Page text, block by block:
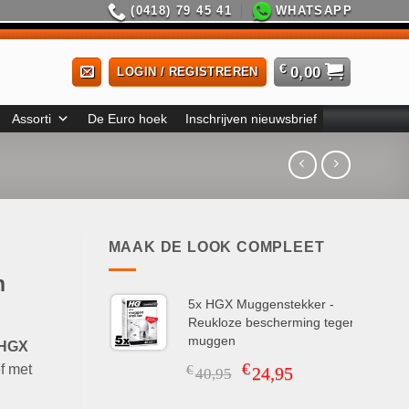
(0418) 79 45 41 WHATSAPP
LOGIN / REGISTREREN € 0,00
Assorti De Euro hoek Inschrijven nieuwsbrief
met
MAAK DE LOOK COMPLEET
5x HGX Muggenstekker -
Reukloze bescherming tegen
muggen
€40,95Oorspronkelijke
€24,95Huidige